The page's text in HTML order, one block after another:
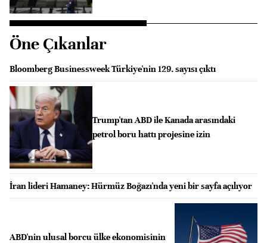
Öne Çıkanlar
Bloomberg Businessweek Türkiye'nin 129. sayısı çıktı
Trump'tan ABD ile Kanada arasındaki
petrol boru hattı projesine izin
İran lideri Hamaney: Hürmüz Boğazı'nda yeni bir sayfa açılıyor
ABD'nin ulusal borcu ülke ekonomisinin